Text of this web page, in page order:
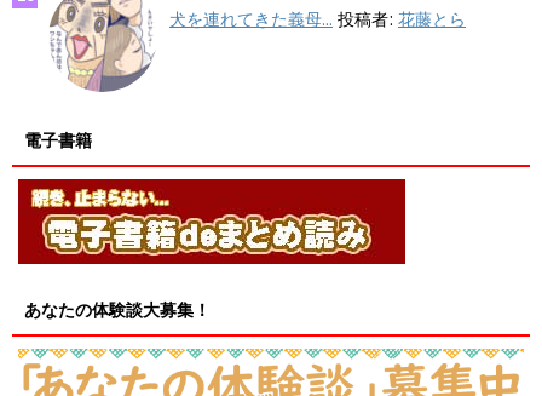
犬を連れてきた義母... 投稿者: 花藤とら
電子書籍
あなたの体験談大募集！